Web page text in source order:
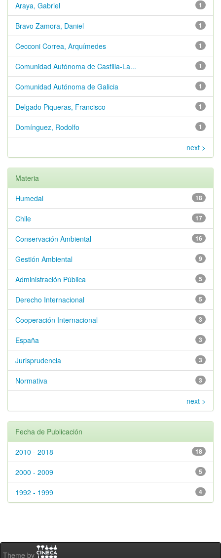
1
Araya, Gabriel
1
Bravo Zamora, Daniel
1
Cecconi Correa, Arquímedes
1
Comunidad Autónoma de Castilla-La...
1
Comunidad Autónoma de Galicia
1
Delgado Piqueras, Francisco
1
Domínguez, Rodolfo
next >
Materia
18
Humedal
17
Chile
16
Conservación Ambiental
9
Gestión Ambiental
5
Administración Pública
5
Derecho Internacional
3
Cooperación Internacional
3
España
3
Jurisprudencia
3
Normativa
next >
Fecha de Publicación
18
2010 - 2018
5
2000 - 2009
4
1992 - 1999
Theme by